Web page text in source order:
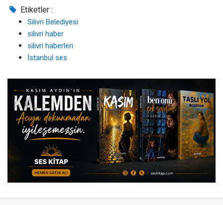
Etiketler :
Silivri Belediyesi
silivri haber
silivri haberleri
İstanbul ses